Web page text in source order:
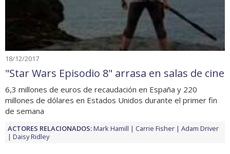
18/12/2017
"Star Wars Episodio 8" arrasa en salas de cine
6,3 millones de euros de recaudación en España y 220
millones de dólares en Estados Unidos durante el primer fin
de semana
ACTORES RELACIONADOS:Mark Hamill Carrie Fisher
Adam Driver
Daisy Ridley